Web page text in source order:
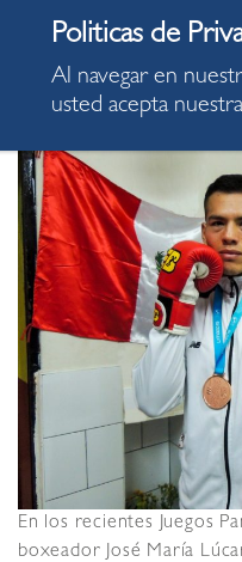
Lima 2019
12.08.2019
En los recientes Juegos
boxeador José María
Al navegar en
usted acepta